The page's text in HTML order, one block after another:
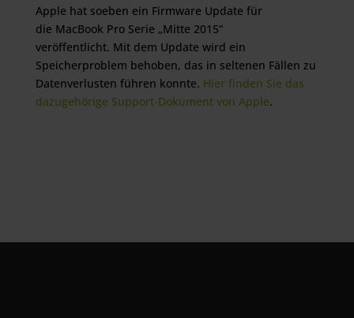
Apple hat soeben ein Firmware Update für
die MacBook Pro Serie „Mitte 2015“
veröffentlicht. Mit dem Update wird ein
Speicherproblem behoben, das in seltenen Fällen zu
Datenverlusten führen konnte. Hier finden Sie das
dazugehörige Support-Dokument von Apple.